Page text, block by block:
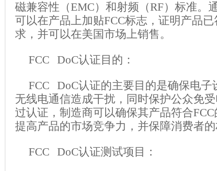
磁兼容性（EMC）和射频（RF）标准。
可以在产品上加贴FCC标志，证明产品
求，并可以在美国市场上销售。
FCC DoC认证目的：
FCC DoC认证的主要目的是确保电子
无线电通信造成干扰，同时保护公众免
过认证，制造商可以确保其产品符合
提高产品的市场竞争力，并保障消费者
FCC DoC认证测试项目：